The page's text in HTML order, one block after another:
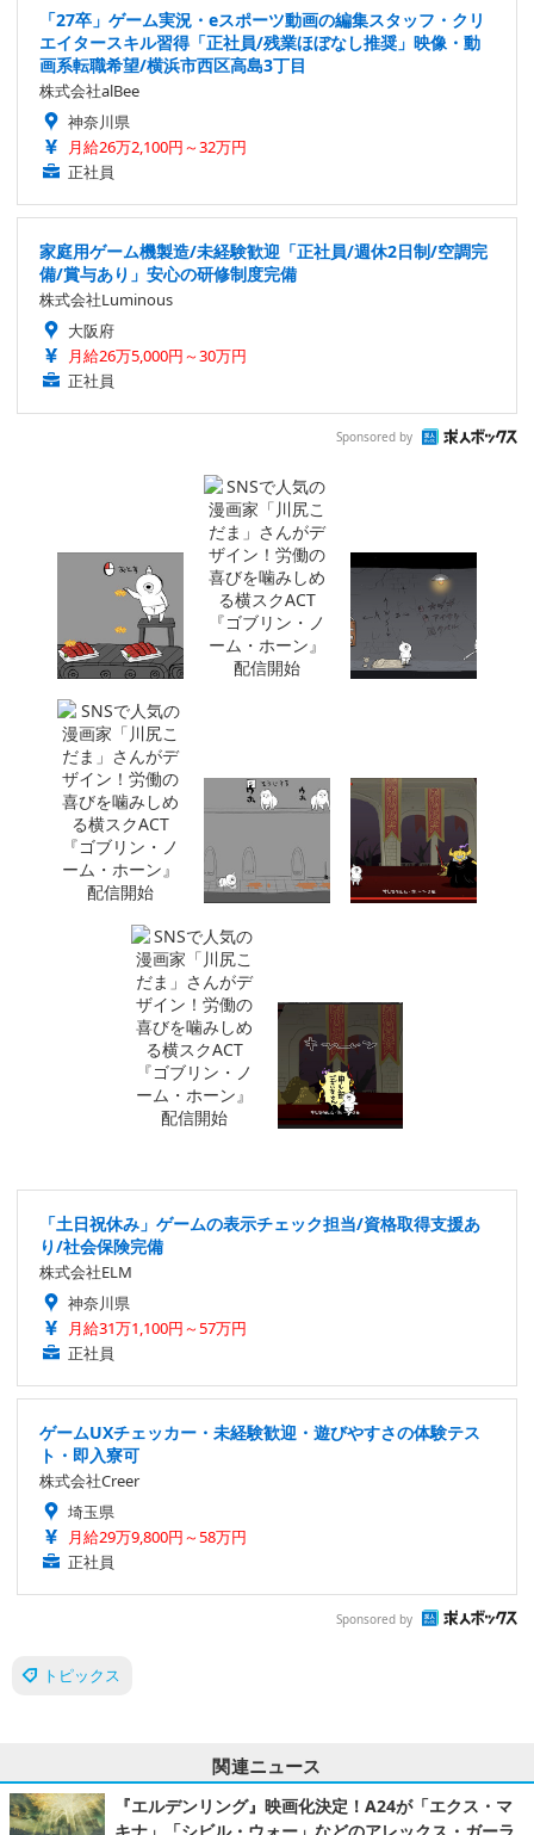
「27卒」ゲーム実況・eスポーツ動画の編集スタッフ・クリ
エイタースキル習得「正社員/残業ほぼなし推奨」映像・動
画系転職希望/横浜市西区高島3丁目
株式会社alBee
神奈川県
月給26万2,100円～32万円
正社員
家庭用ゲーム機製造/未経験歓迎「正社員/週休2日制/空調完
備/賞与あり」安心の研修制度完備
株式会社Luminous
大阪府
月給26万5,000円～30万円
正社員
Sponsored by
「土日祝休み」ゲームの表示チェック担当/資格取得支援あ
り/社会保険完備
株式会社ELM
神奈川県
月給31万1,100円～57万円
正社員
ゲームUXチェッカー・未経験歓迎・遊びやすさの体験テス
ト・即入寮可
株式会社Creer
埼玉県
月給29万9,800円～58万円
正社員
Sponsored by
トピックス
関連ニュース
『エルデンリング』映画化決定！A24が「エクス・マ